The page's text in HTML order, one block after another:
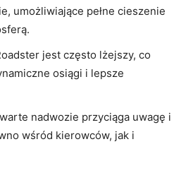
⁤umożliwiające pełne‍ cieszenie
jest często lżejszy, co
osiągi i⁤ lepsze
nadwozie przyciąga uwagę i
wśród kierowców, ⁢jak i